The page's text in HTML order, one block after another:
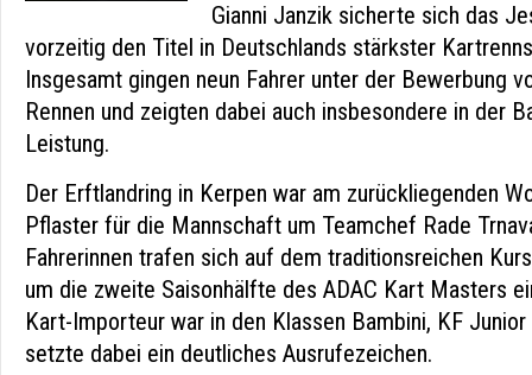
Gianni Janzik sicherte sich das
vorzeitig den Titel in Deutschlands stärkster
Insgesamt gingen neun Fahrer unter der Bewerbung
Rennen und zeigten dabei auch insbesondere in der
Leistung.
Der Erftlandring in Kerpen war am zurückliegenden
Pflaster für die Mannschaft um Teamchef Rade
Fahrerinnen trafen sich auf dem traditionsreichen
um die zweite Saisonhälfte des ADAC Kart Masters
Kart-Importeur war in den Klassen Bambini, KF
setzte dabei ein deutliches Ausrufezeichen.